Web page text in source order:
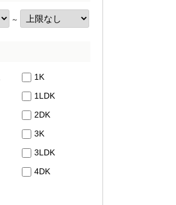
～
1K
1LDK
2DK
3K
3LDK
4DK